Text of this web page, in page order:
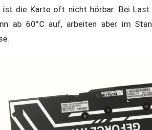
ist die Karte oft nicht hörbar. Bei
ab 60°C auf, arbeiten aber im